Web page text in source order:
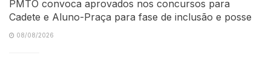
PMTO convoca aprovados nos concursos para
Cadete e Aluno-Praça para fase de inclusão e posse
08/08/2026